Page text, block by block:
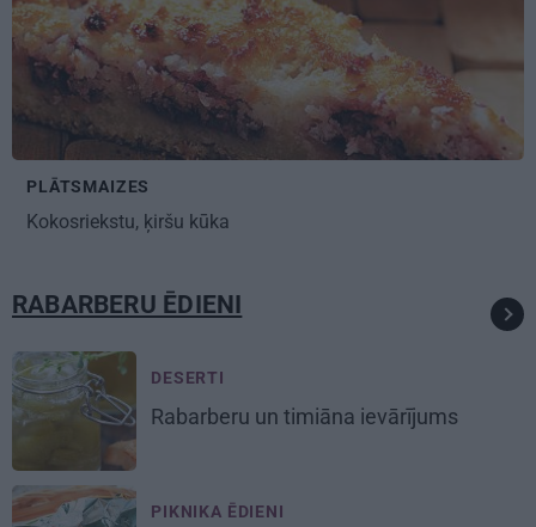
PLĀTSMAIZES
Kokosriekstu, ķiršu kūka
RABARBERU ĒDIENI
DESERTI
Rabarberu un timiāna ievārījums
PIKNIKA ĒDIENI